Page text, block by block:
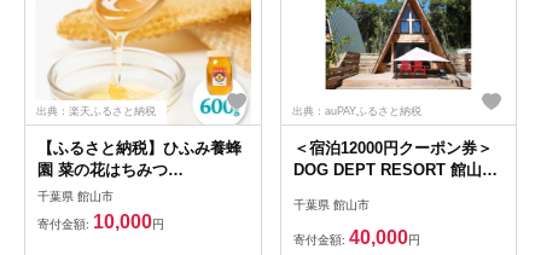
出典：楽天ふるさと納税
【ふるさと納税】ひふみ養蜂
園 菜の花はちみつ
600g【1486510】
千葉県 館山市
寄付金額: 10,000円
出典：auPAYふるさと納税
＜宿泊12000円クーポン券＞
DOG DEPT RESORT 館山犬
【1645912】
千葉県 館山市
寄付金額: 40,000円